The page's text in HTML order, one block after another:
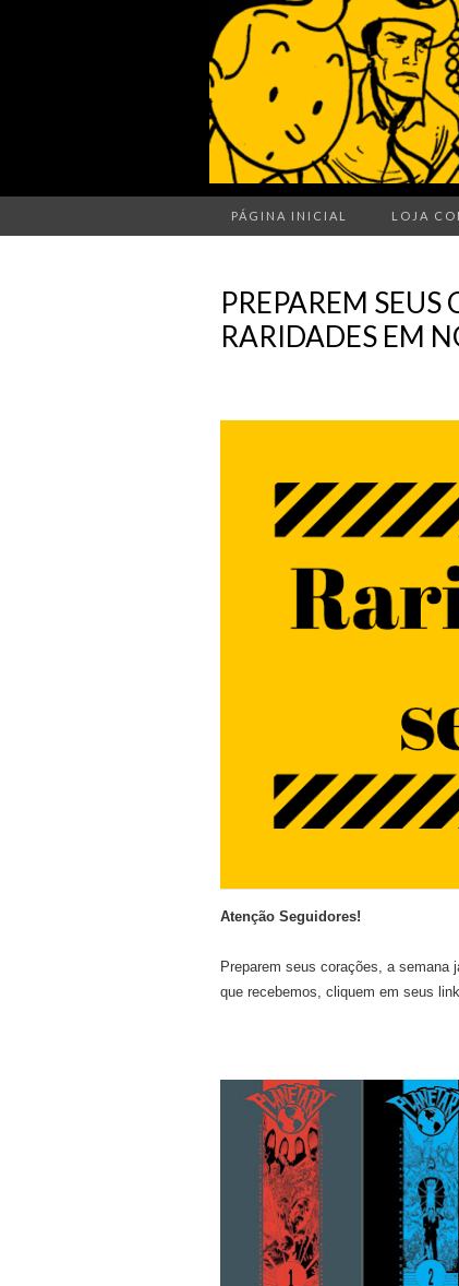
PÁGINA INICIAL LOJA
PREPAREM SEUS
RARIDADES EM
Atenção Seguidores!
Preparem seus corações, a
que recebemos, cliquem em seus